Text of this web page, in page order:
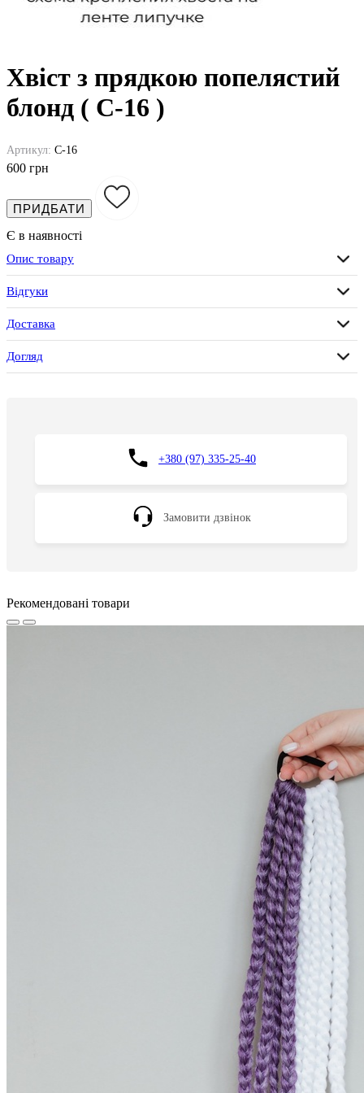
Хвіст з прядкою попелястий
блонд ( C-16 )
Артикул: C-16
600 грн
ПРИДБАТИ
Є в наявності
Опис товару
Відгуки
Доставка
Догляд
+380 (97) 335-25-40
Замовити дзвінок
Рекомендовані товари